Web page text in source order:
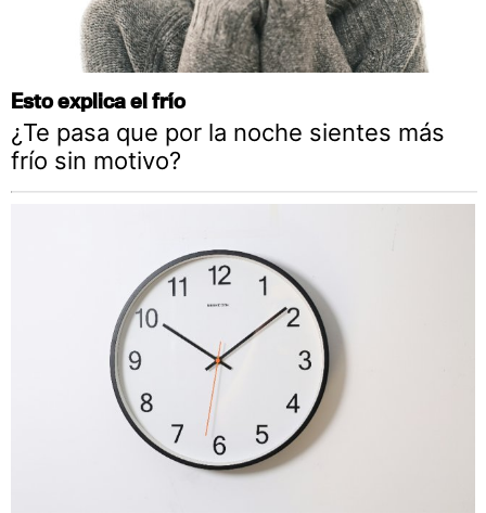
Esto explica el frío
¿Te pasa que por la noche sientes más
frío sin motivo?